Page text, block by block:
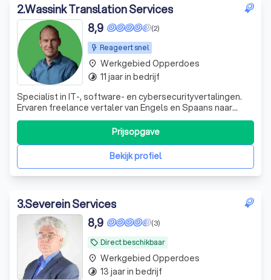
2.Wassink Translation Services
Reageert snel
(2)
8,9
Specialist in IT-, software- en cybersecurityvertalingen.
Ervaren freelance vertaler van Engels en Spaans naar
Nederlands, met oog voor kwaliteit én leesbaarheid.
Bekijk profiel
Prijsopgave
place Werkgebied Opperdoes
timelapse 11 jaar in bedrijf
3.Severein Services
local_offer Direct beschikbaar
(3)
8,9
place Werkgebied Opperdoes
timelapse 13 jaar in bedrijf